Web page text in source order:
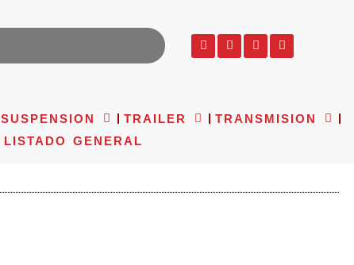
SUSPENSION TRAILER
TRANSMISION
LISTADO GENERAL